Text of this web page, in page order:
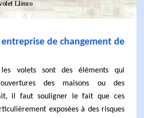
de changement de
volets sont des éléments qui
des maisons ou des
il faut souligner le fait que ces
exposées à des risques